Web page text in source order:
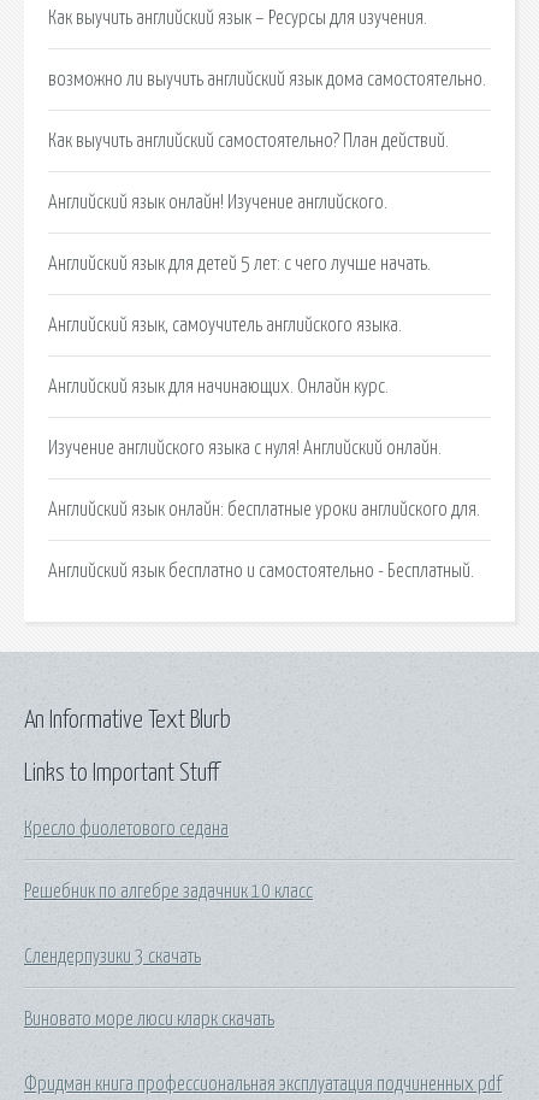
Как выучить английский язык – Ресурсы для изучения.
возможно ли выучить английский язык дома самостоятельно.
Как выучить английский самостоятельно? План действий.
Английский язык онлайн! Изучение английского.
Английский язык для детей 5 лет: с чего лучше начать.
Английский язык, самоучитель английского языка.
Английский язык для начинающих. Онлайн курс.
Изучение английского языка с нуля! Английский онлайн.
Английский язык онлайн: бесплатные уроки английского для.
Английский язык бесплатно и самостоятельно - Бесплатный.
Links to Important Stuff
Кресло фиолетового седана
Решебник по алгебре задачник 10 класс
Слендерпузики 3 скачать
Виновато море люси кларк скачать
Фридман книга профессиональная эксплуатация подчиненных pdf
An Informative Text Blurb